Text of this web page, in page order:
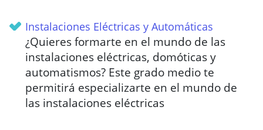
Instalaciones Eléctricas y Automáticas
¿Quieres formarte en el mundo de las
instalaciones eléctricas, domóticas y
automatismos? Este grado medio te
permitirá especializarte en el mundo de
las instalaciones eléctricas